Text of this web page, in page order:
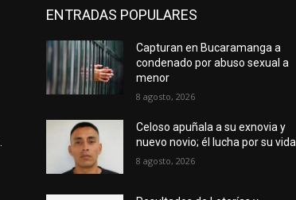
ENTRADAS POPULARES
Capturan en Bucaramanga a
condenado por abuso sexual a
menor
8 agosto, 2026
Celoso apuñala a su exnovia y
nuevo novio; él lucha por su vida.
8 agosto, 2026